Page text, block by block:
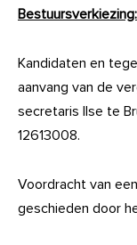
Bestuursverkiezing:
Kandidaten en
aanvang van de
secretaris Ilse te
12613008.
Voordracht van
geschieden door